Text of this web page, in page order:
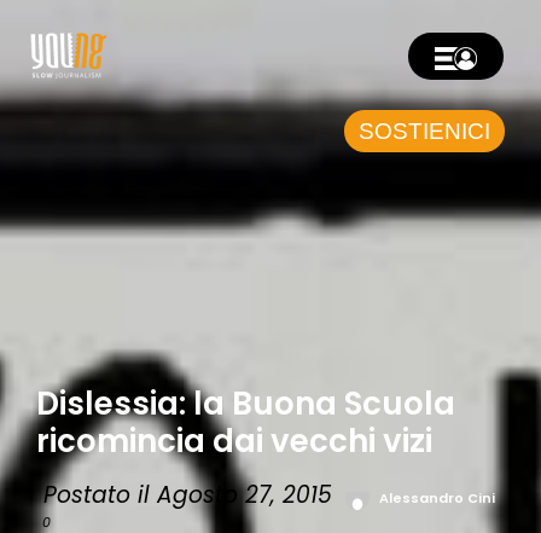
SOSTIENICI
Dislessia: la Buona Scuola
ricomincia dai vecchi vizi
Postato il Agosto 27, 2015
Alessandro Cini
0